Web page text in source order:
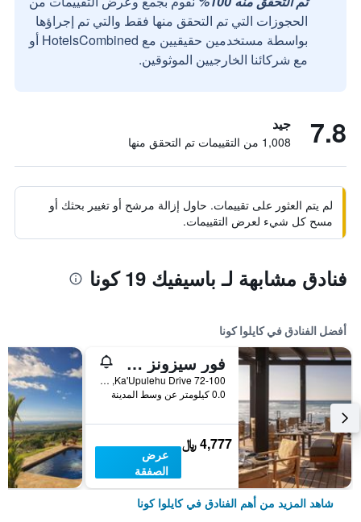
الحجوزات التي تم التحقق منها فقط والتي تم إجراؤها
بواسطة مستخدمين حقيقيين مع HotelsCombined أو
مع شركائنا الخارجيين الموثوقين.
7.8 جيد
1,008 من التقييمات تم التحقق منها
لم يتم العثور على تقييمات. حاول إزالة مرشح أو تغيير بحثك أو
مسح كل شيء لعرض التقييمات.
فنادق مشابهة لـ باسيفيك 19 كونا
أفضل الفنادق في كايلوا كونا
فور سيزونز ريزورت هوالالاي
72-100 Ka'Upulehu Drive, كايلوا كونا, الجزيرة الكبيرة، هاواي, HI, الولايات المتحدة الأميريكية
0.0 كيلومتر عن وسط المدينة
4,777 ﷼
عرض
الصفقة
شاهد المزيد من أهم الفنادق في كايلوا كونا